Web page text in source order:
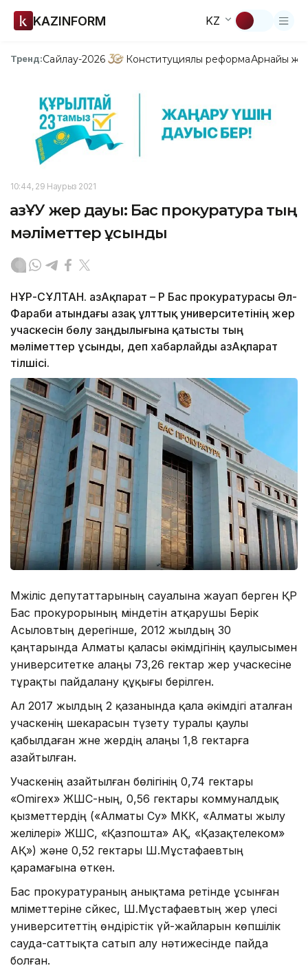
KAZINFORM KZ
Тренд:Сайлау-2026 Конституциялық реформаАрнайы
10:44, 29 Наурыз 2021
ҚазҰУ жер дауы: Бас прокуратура тың
мәліметтер ұсынды
НҰР-СҰЛТАН. ҚазАқпарат – ҚР Бас прокуратурасы Әл-
Фараби атындағы Қазақ ұлттық университетінің жер
учаскесін бөлу заңдылығына қатысты тың
мәліметтер ұсынды, деп хабарлайды ҚазАқпарат
тілшісі.
Мәжіліс депутаттарының сауалына жауап берген ҚР
Бас прокурорының міндетін атқарушы Берік
Асыловтың дерегінше, 2012 жылдың 30
қаңтарында Алматы қаласы əкімдігінің қаулысымен
университетке алаңы 73,26 гектар жер учаскесіне
тұрақты пайдалану құқығы берілген.
Ал 2017 жылдың 2 қазанында қала əкімдігі аталған
учаскенің шекарасын түзету туралы қаулы
қабылдаған және жердің алаңы 1,8 гектарға
азайтылған.
Учаскенің азайтылған бөлігінің 0,74 гектары
«Omirex» ЖШС-ның, 0,56 гектары коммуналдық
қызметтердің («Алматы Су» МКК, «Алматы жылу
желілері» ЖШС, «Қазпошта» АҚ, «Қазақтелеком»
АҚ») жəне 0,52 гектары Ш.Мұстафаевтың
қарамағына өткен.
Бас прокуратураның анықтама ретінде ұсынған
мәліметтеріне сәйкес, Ш.Мұстафаевтың жер үлесі
университеттің өндірістік үй-жайларын көпшілік
сауда-саттықта сатып алу нəтижесінде пайда
болған.